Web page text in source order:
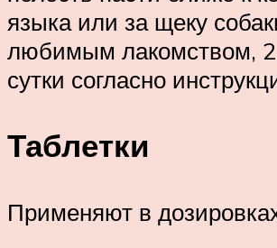
языка или за щеку
любимым лакомством, 2
сутки согласно
Таблетки
Применяют в